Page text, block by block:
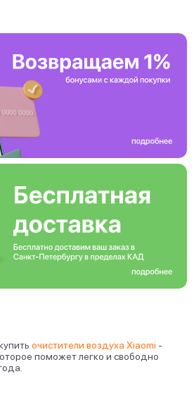
очистители воздуха Xiaomi -
поможет легко и свободно